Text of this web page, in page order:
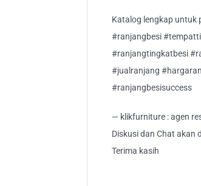
Katalog lengkap untuk
#ranjangbesi
#ranjangtingkatbesi
#jualranjang
#ranjangbesisuccess
— klikfurniture : agen
Diskusi dan Chat akan
Terima kasih